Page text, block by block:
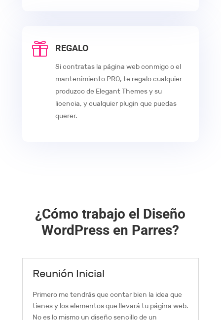
 REGALO
Si contratas la página web conmigo o el
mantenimiento PRO, te regalo cualquier
produzco de Elegant Themes y su
licencia, y cualquier plugin que puedas
querer.
¿Cómo trabajo el Diseño
WordPress en Parres?
Reunión Inicial
Primero me tendrás que contar bien la idea que
tienes y los elementos que llevará tu página web.
No es lo mismo un diseño sencillo de un